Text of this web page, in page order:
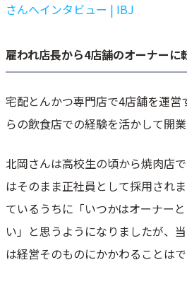
さんへインタビュー | IBJ
雇われ店長から4店舗のオーナーに
宅配とんかつ専門店で4店舗を運営
らの飲食店での経験を活かして開業
北岡さんは高校生の頃から焼肉店
はそのまま正社員として採用され
ているうちに「いつかはオーナー
い」と思うようになりましたが、
は経営そのものにかかわることは